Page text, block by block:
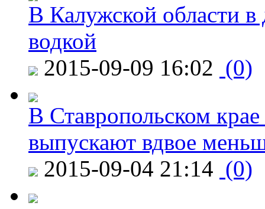
В Калужской области в
водкой
2015-09-09 16:02 (0)
В Ставропольском
выпускают вдвое
2015-09-04 21:14 (0)